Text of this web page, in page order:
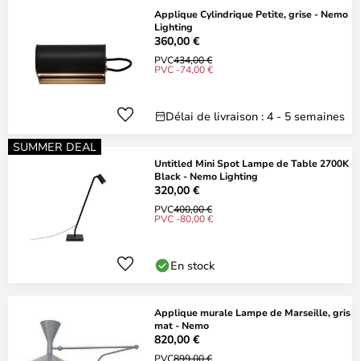
Applique Cylindrique Petite, grise - Nemo
Lighting
360,00 €
PVC434,00 €
PVC -74,00 €
Délai de livraison : 4 - 5 semaines
SUMMER DEAL
Untitled Mini Spot Lampe de Table 2700K
Black - Nemo Lighting
320,00 €
PVC400,00 €
PVC -80,00 €
En stock
Applique murale Lampe de Marseille, gris
mat - Nemo
820,00 €
PVC899,00 €